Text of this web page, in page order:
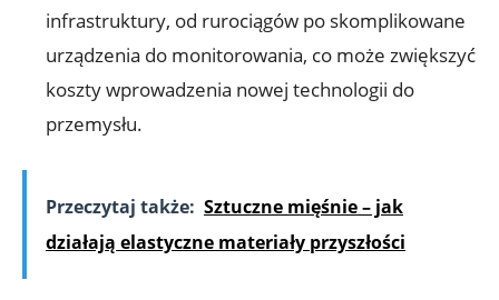
infrastruktury, ‌od rurociągów po skomplikowane
urządzenia do monitorowania,⁣ co może zwiększyć
koszty wprowadzenia nowej technologii do
przemysłu.
Przeczytaj także: Sztuczne mięśnie – jak
działają elastyczne materiały przyszłości